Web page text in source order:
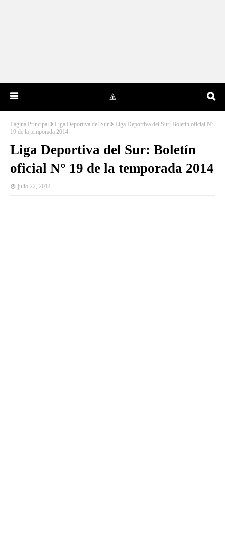
Página Principal Liga Deportiva del Sur
Liga Deportiva del Sur: Boletín oficial N°
19 de la temporada 2014
Liga Deportiva del Sur: Boletín
oficial N° 19 de la temporada 2014
julio 22, 2014